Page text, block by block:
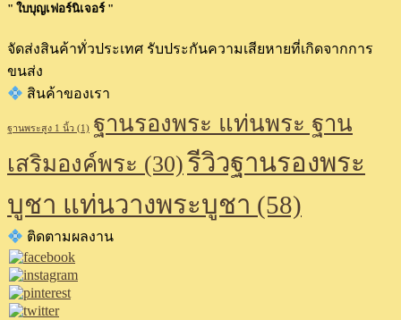
" ใบบุญเฟอร์นิเจอร์ "
จัดส่งสินค้าทั่วประเทศ รับประกันความเสียหายที่เกิดจากการ
ขนส่ง
สินค้าของเรา
ฐานพระสูง 1 นิ้ว (1) ฐานรองพระ แท่นพระ ฐาน
เสริมองค์พระ (30)รีวิวฐานรองพระ
บูชา แท่นวางพระบูชา (58)
ติดตามผลงาน